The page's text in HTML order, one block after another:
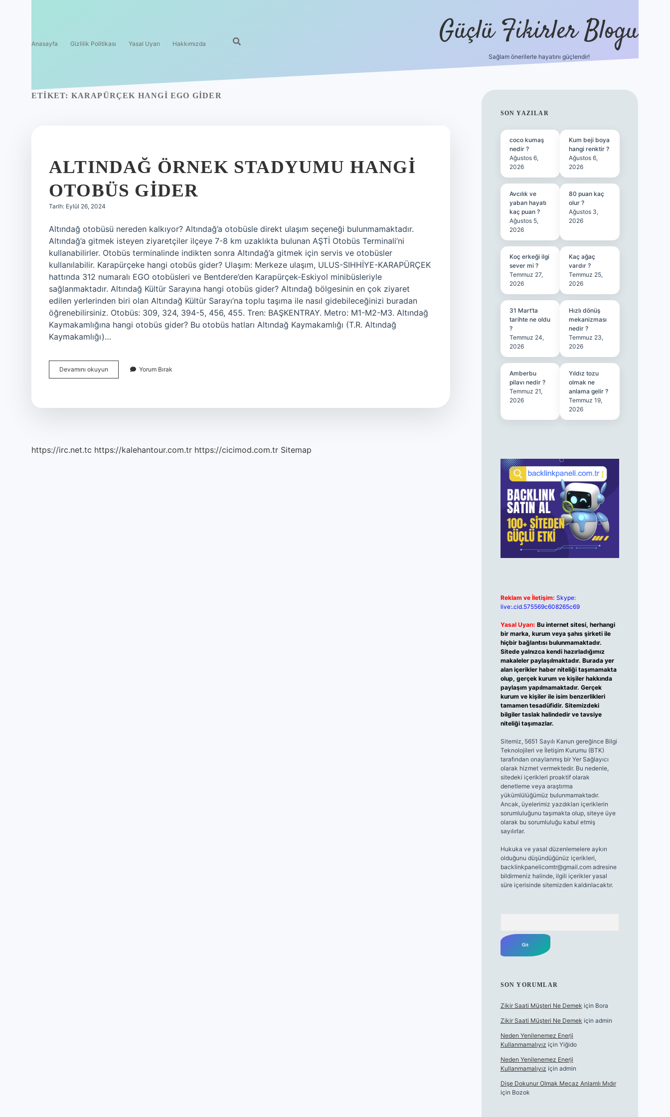
Anasayfa Gizlilik Politikası Yasal Uyarı Hakkımızda Güçlü Fikirler Blogu
Sağlam önerilerle hayatını güçlendir!
ETIKET: KARAPÜRÇEK HANGI EGO GIDER
ALTINDAĞ ÖRNEK STADYUMU HANGI
OTOBÜS GIDER
Tarih: Eylül 26, 2024
Altındağ otobüsü nereden kalkıyor? Altındağ’a otobüsle direkt ulaşım seçeneği bulunmamaktadır.
Altındağ’a gitmek isteyen ziyaretçiler ilçeye 7-8 km uzaklıkta bulunan AŞTİ Otobüs Terminali’ni
kullanabilirler. Otobüs terminalinde indikten sonra Altındağ’a gitmek için servis ve otobüsler
kullanılabilir. Karapürçeke hangi otobüs gider? Ulaşım: Merkeze ulaşım, ULUS-SIHHİYE-KARAPÜRÇEK
hattında 312 numaralı EGO otobüsleri ve Bentdere’den Karapürçek-Eskiyol minibüsleriyle
sağlanmaktadır. Altındağ Kültür Sarayına hangi otobüs gider? Altındağ bölgesinin en çok ziyaret
edilen yerlerinden biri olan Altındağ Kültür Sarayı’na toplu taşıma ile nasıl gidebileceğinizi buradan
öğrenebilirsiniz. Otobüs: 309, 324, 394-5, 456, 455. Tren: BAŞKENTRAY. Metro: M1-M2-M3. Altındağ
Kaymakamlığına hangi otobüs gider? Bu otobüs hatları Altındağ Kaymakamlığı (T.R. Altındağ
Kaymakamlığı)…
Devamını okuyun Altındağ
Örnek
Yorum Bırak
https://irc.net.tc https://kalehantour.com.tr https://cicimod.com.tr Sitemap
SIDEBAR
SON YAZILAR
coco kumaş
nedir ?
Ağustos 6,
2026
Kum beji boya
hangi renktir ?
Ağustos 6,
2026
Avcılık ve
yaban hayatı
kaç puan ?
Ağustos 5,
2026
80 puan kaç
olur ?
Ağustos 3,
2026
Koç erkeği ilgi
sever mi ?
Temmuz 27,
2026
Kaç ağaç
vardır ?
Temmuz 25,
2026
31 Mart’ta
tarihte ne oldu
?
Temmuz 24,
2026
Hızlı dönüş
mekanizması
nedir ?
Temmuz 23,
2026
Amberbu
pilavı nedir ?
Temmuz 21,
2026
Yıldız tozu
olmak ne
anlama gelir ?
Temmuz 19,
2026
Reklam ve İletişim: Skype:
live:.cid.575569c608265c69
Yasal Uyarı: Bu internet sitesi, herhangi
bir marka, kurum veya şahıs şirketi ile
hiçbir bağlantısı bulunmamaktadır.
Sitede yalnızca kendi hazırladığımız
makaleler paylaşılmaktadır. Burada yer
alan içerikler haber niteliği taşımamakta
olup, gerçek kurum ve kişiler hakkında
paylaşım yapılmamaktadır. Gerçek
kurum ve kişiler ile isim benzerlikleri
tamamen tesadüfidir. Sitemizdeki
bilgiler taslak halindedir ve tavsiye
niteliği taşımazlar.
Sitemiz, 5651 Sayılı Kanun gereğince Bilgi
Teknolojileri ve İletişim Kurumu (BTK)
tarafından onaylanmış bir Yer Sağlayıcı
olarak hizmet vermektedir. Bu nedenle,
sitedeki içerikleri proaktif olarak
denetleme veya araştırma
yükümlülüğümüz bulunmamaktadır.
Ancak, üyelerimiz yazdıkları içeriklerin
sorumluluğunu taşımakta olup, siteye üye
olarak bu sorumluluğu kabul etmiş
sayılırlar.
Hukuka ve yasal düzenlemelere aykırı
olduğunu düşündüğünüz içerikleri,
backlinkpanelicomtr@gmail.comadresine
bildirmeniz halinde, ilgili içerikler yasal
süre içerisinde sitemizden kaldırılacaktır.
SON YORUMLAR
Zikir Saati Müşteri Ne Demek için Bora
Zikir Saati Müşteri Ne Demek için admin
Neden Yenilenemez Enerji
Kullanmamalıyız için Yiğido
Neden Yenilenemez Enerji
Kullanmamalıyız için admin
Dişe Dokunur Olmak Mecaz Anlamlı Mıdır
için Bozok
ilbet bahis sitesi